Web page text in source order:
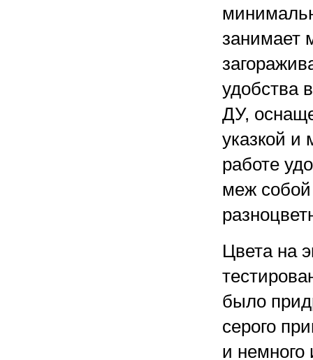
занимает
удобства
ДУ,
указкой
работе
меж
Цвета на
было
серого
и немного